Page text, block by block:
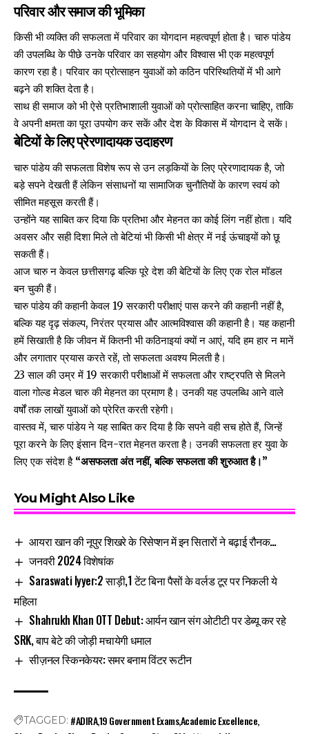
परिवार और समाज की भूमिका
किसी भी व्यक्ति की सफलता में परिवार का योगदान महत्वपूर्ण होता है। चारु पांडेय
की उपलब्धि के पीछे उनके परिवार का सहयोग और विश्वास भी एक महत्वपूर्ण
कारण रहा है। परिवार का प्रोत्साहन युवाओं को कठिन परिस्थितियों में भी आगे
बढ़ने की शक्ति देता है।
साथ ही समाज को भी ऐसे प्रतिभाशाली युवाओं को प्रोत्साहित करना चाहिए, ताकि
वे अपनी क्षमता का पूरा उपयोग कर सकें और देश के विकास में योगदान दे सकें।
बेटियों के लिए प्रेरणादायक उदाहरण
चारु पांडेय की सफलता विशेष रूप से उन लड़कियों के लिए प्रेरणादायक है, जो
बड़े सपने देखती हैं लेकिन संसाधनों या सामाजिक चुनौतियों के कारण स्वयं को
सीमित महसूस करती हैं।
उन्होंने यह साबित कर दिया कि प्रतिभा और मेहनत का कोई लिंग नहीं होता। यदि
अवसर और सही दिशा मिले तो बेटियां भी किसी भी क्षेत्र में नई ऊंचाइयों को छू
सकती हैं।
आज चारु न केवल छत्तीसगढ़ बल्कि पूरे देश की बेटियों के लिए एक रोल मॉडल
बन चुकी हैं।
चारु पांडेय की कहानी केवल 19 सरकारी परीक्षाएं पास करने की कहानी नहीं है,
बल्कि यह दृढ़ संकल्प, निरंतर प्रयास और आत्मविश्वास की कहानी है। यह कहानी
हमें सिखाती है कि जीवन में कितनी भी कठिनाइयां क्यों न आएं, यदि हम हार न मानें
और लगातार प्रयास करते रहें, तो सफलता अवश्य मिलती है।
23 साल की उम्र में 19 सरकारी परीक्षाओं में सफलता और राष्ट्रपति से मिलने
वाला गोल्ड मेडल चारु की मेहनत का प्रमाण है। उनकी यह उपलब्धि आने वाले
वर्षों तक लाखों युवाओं को प्रेरित करती रहेगी।
वास्तव में, चारु पांडेय ने यह साबित कर दिया है कि सपने वही सच होते हैं, जिन्हें
पूरा करने के लिए इंसान दिन-रात मेहनत करता है। उनकी सफलता हर युवा के
लिए एक संदेश है “असफलता अंत नहीं, बल्कि सफलता की शुरुआत है।”
You Might Also Like
आयरा खान की नूपुर शिखरे के रिसेप्शन में इन सितारों ने बढ़ाई रौनक…
जनवरी 2024 विशेषांक
Saraswati Iyyer:2 साड़ी,1 टेंट बिना पैसों के वर्लड टूर पर निकली ये
महिला
Shahrukh Khan OTT Debut: आर्यन खान संग ओटीटी पर डेब्यू कर रहे
SRK, बाप बेटे की जोड़ी मचायेगी धमाल
सीज़नल स्किनकेयर: समर बनाम विंटर रूटीन
TAGGED: #ADIRA19 Government ExamsAcademic Excellence